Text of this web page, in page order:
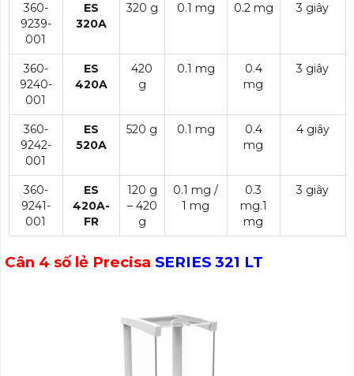
360-
9239-
001
ES
320A
320 g 0.1 mg 0.2 mg 3 giây
360-
9240-
001
ES
420A
420
g
0.1 mg
0.4
mg
3 giây
360-
9242-
001
ES
520A
520 g 0.1 mg
0.4
mg
4 giây
360-
9241-
001
ES
420A-
FR
120 g
– 420
g
0.1 mg /
1 mg
0.3
mg.1
mg
3 giây
Cân 4 số lẻ Precisa SERIES 321 LT